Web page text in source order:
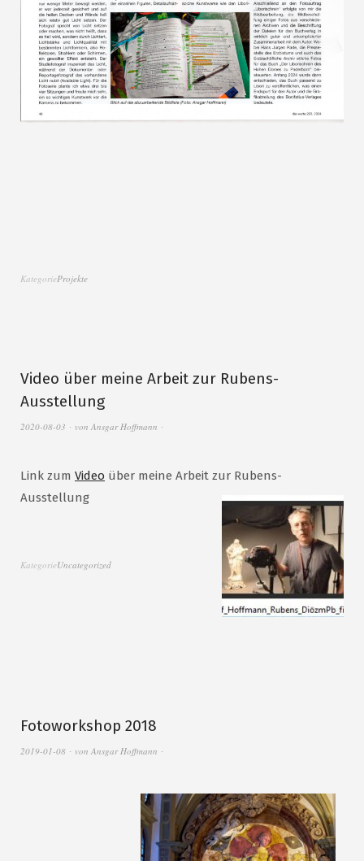
KategorieProjekte
Video über meine Arbeit zur Rubens-
Ausstellung
2020-08-03 von Ansgar Hoffmann
Link zum Video über meine Arbeit zur Rubens-
Ausstellung
KategorieUncategorized
Fotoworkshop 2018
2019-01-08 von Ansgar Hoffmann